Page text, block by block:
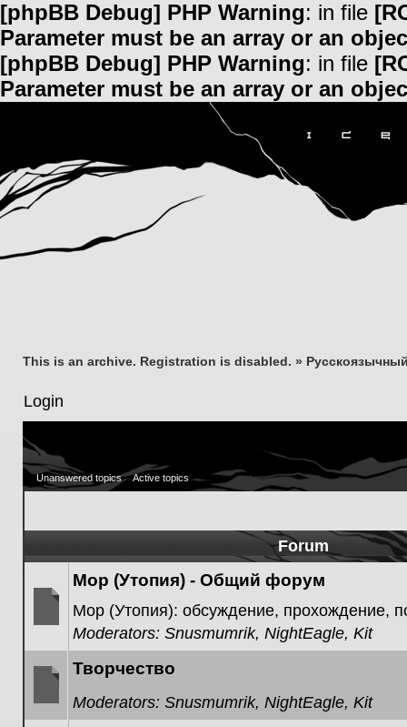
[phpBB Debug] PHP Warning: in file
Parameter must be an array or an
[phpBB Debug] PHP Warning: in file
Parameter must be an array or an
This is an archive. Registration is disabled. »
Login
Unanswered topics Active topics
Forum
unread
posts
Мор (Утопия) - Общий форум
Мор (Утопия): обсуждение, прохождение,
Moderators: Snusmumrik, NightEagle, Kit
Творчество
Moderators: Snusmumrik, NightEagle, Kit